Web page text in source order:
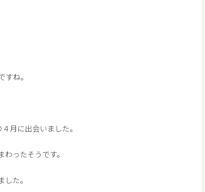
ね。
月に出会いました。
ったそうです。
た。